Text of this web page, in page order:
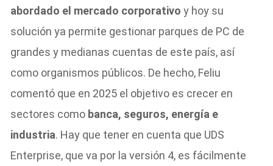
abordado el mercado corporativo y hoy su
solución ya permite gestionar parques de PC de
grandes y medianas cuentas de este país, así
como organismos públicos. De hecho, Feliu
comentó que en 2025 el objetivo es crecer en
sectores como banca, seguros, energía e
industria. Hay que tener en cuenta que UDS
Enterprise, que va por la versión 4, es fácilmente